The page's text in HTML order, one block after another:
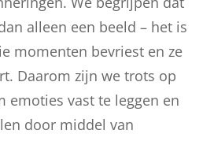
alleen een beeld – het is
momenten bevriest en ze
Daarom zijn we trots op
emoties vast te leggen en
door middel van